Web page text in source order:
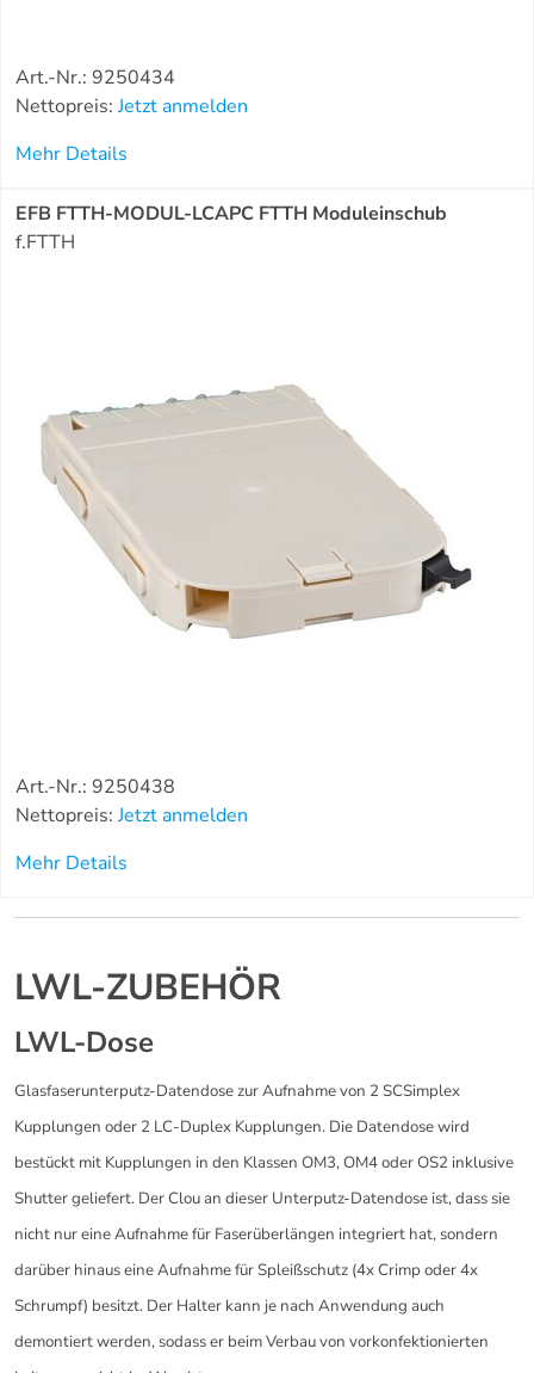
Art.-Nr.: 9250434
Nettopreis:Jetzt anmelden
Mehr Details
EFB FTTH-MODUL-LCAPC FTTH Moduleinschub
f.FTTH
Art.-Nr.: 9250438
Nettopreis:Jetzt anmelden
Mehr Details
LWL-ZUBEHÖR
LWL-Dose
Glasfaserunterputz-Datendose zur Aufnahme von 2 SCSimplex
Kupplungen oder 2 LC-Duplex Kupplungen. Die Datendose wird
bestückt mit Kupplungen in den Klassen OM3, OM4 oder OS2 inklusive
Shutter geliefert. Der Clou an dieser Unterputz-Datendose ist, dass sie
nicht nur eine Aufnahme für Faserüberlängen integriert hat, sondern
darüber hinaus eine Aufnahme für Spleißschutz (4x Crimp oder 4x
Schrumpf) besitzt. Der Halter kann je nach Anwendung auch
demontiert werden, sodass er beim Verbau von vorkonfektionierten